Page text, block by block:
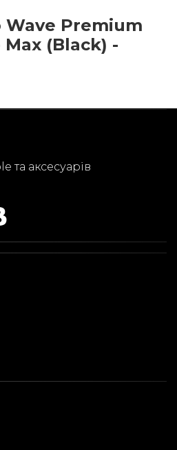
Wave Premium
(Black) -
та аксесуарів